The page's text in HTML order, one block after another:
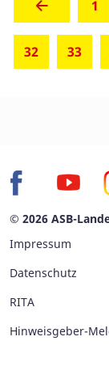
1
32 33
© 2026 ASB-
Impressum
Datenschutz
RITA
Hinweisgeber-